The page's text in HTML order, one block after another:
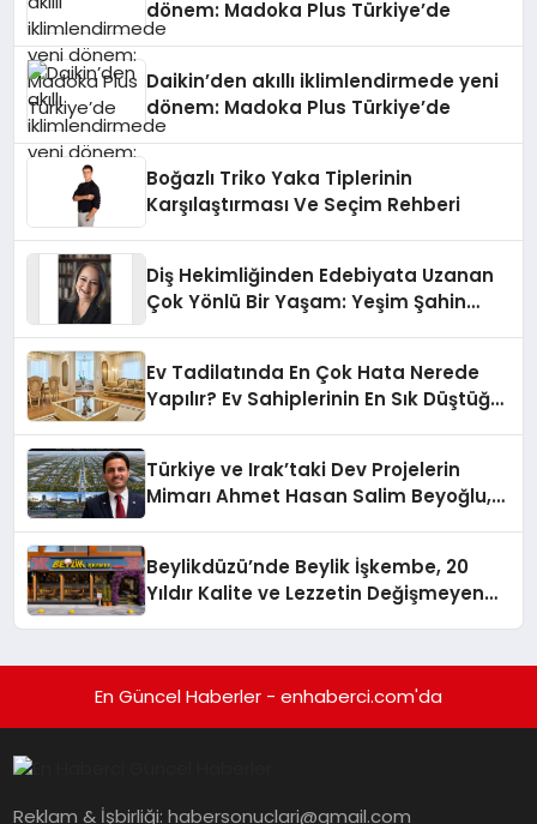
dönem: Madoka Plus Türkiye’de
Daikin’den akıllı iklimlendirmede yeni
dönem: Madoka Plus Türkiye’de
Boğazlı Triko Yaka Tiplerinin
Karşılaştırması Ve Seçim Rehberi
Diş Hekimliğinden Edebiyata Uzanan
Çok Yönlü Bir Yaşam: Yeşim Şahin
Ev Tadilatında En Çok Hata Nerede
Yapılır? Ev Sahiplerinin En Sık Düştüğü
Türkiye ve Irak’taki Dev Projelerin
Mimarı Ahmet Hasan Salim Beyoğlu,
Hayata Geçirecek
Beylikdüzü’nde Beylik İşkembe, 20
Yıldır Kalite ve Lezzetin Değişmeyen
En Güncel Haberler - enhaberci.com'da
Reklam & İşbirliği:habersonuclari@gmail.com